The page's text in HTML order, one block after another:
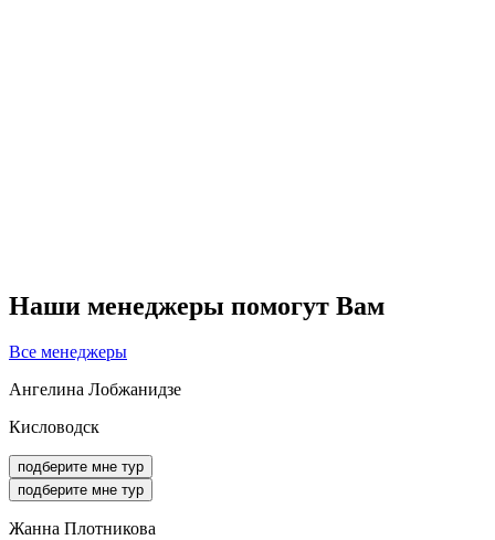
Наши менеджеры помогут Вам
Все менеджеры
Ангелина Лобжанидзе
Кисловодск
подберите мне тур
подберите мне тур
Жанна Плотникова